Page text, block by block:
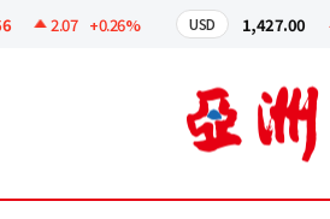
2.07 +0.26% USD 1,427.00